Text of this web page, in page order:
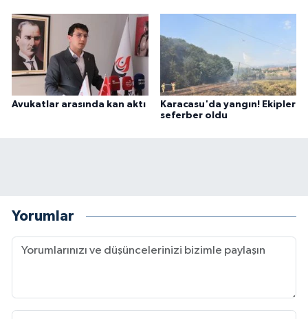
Avukatlar arasında kan aktı
Karacasu'da yangın! Ekipler
seferber oldu
Yorumlar